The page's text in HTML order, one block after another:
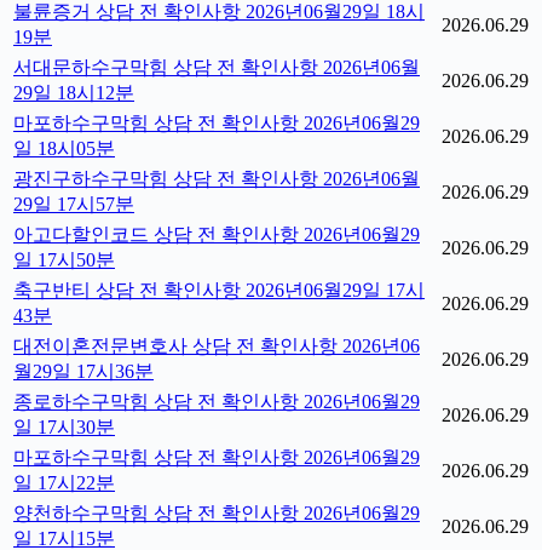
불륜증거 상담 전 확인사항 2026년06월29일 18시
19분
2026.06.29
서대문하수구막힘 상담 전 확인사항 2026년06월
29일 18시12분
2026.06.29
마포하수구막힘 상담 전 확인사항 2026년06월29
일 18시05분
2026.06.29
광진구하수구막힘 상담 전 확인사항 2026년06월
29일 17시57분
2026.06.29
아고다할인코드 상담 전 확인사항 2026년06월29
일 17시50분
2026.06.29
축구반티 상담 전 확인사항 2026년06월29일 17시
43분
2026.06.29
대전이혼전문변호사 상담 전 확인사항 2026년06
월29일 17시36분
2026.06.29
종로하수구막힘 상담 전 확인사항 2026년06월29
일 17시30분
2026.06.29
마포하수구막힘 상담 전 확인사항 2026년06월29
일 17시22분
2026.06.29
양천하수구막힘 상담 전 확인사항 2026년06월29
일 17시15분
2026.06.29